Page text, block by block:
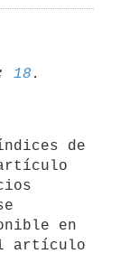
18
en
artículo